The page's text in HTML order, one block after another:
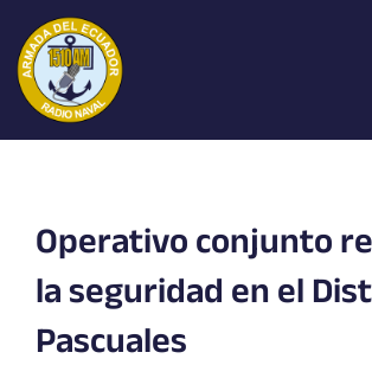
contenido
Operativo conjunto
la seguridad en el
Pascuales